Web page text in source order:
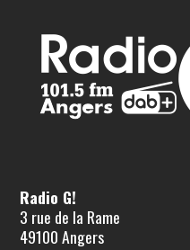
Radio G!
3 rue de la Rame
49100 Angers